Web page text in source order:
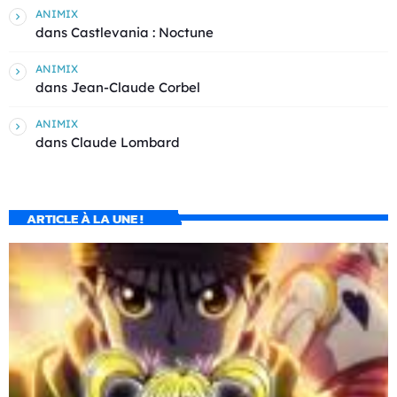
ANIMIX
dans Castlevania : Noctune
ANIMIX
dans Jean-Claude Corbel
ANIMIX
dans Claude Lombard
ARTICLE À LA UNE !